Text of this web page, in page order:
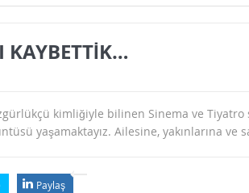
KAYBETTİK…
kimliğiyle bilinen Sinema ve Tiyatro
yaşamaktayız. Ailesine, yakınlarına ve
Paylaş